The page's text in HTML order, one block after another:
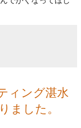
ィング湛水
ました。